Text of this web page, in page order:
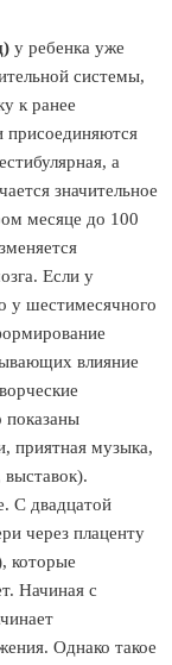
у ребенка уже
системы,
к ранее
а
значительное
месяце до 100
Если у
у шестимесячного
влияние
показаны
приятная музыка,
С двадцатой
через плаценту
которые
Начиная с
Однако такое